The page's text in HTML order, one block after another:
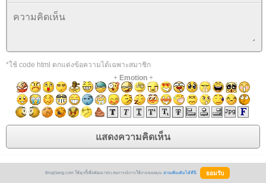
*ใช้ code html ตกแต่งข้อความได้เฉพาะสมาชิก
+ Emotion+
BlogGang.com ใช้คุกกี้เพื่อพัฒนาประสบการณ์การใช้งานของคุณ อ่านเพิ่มเติมได้ที่นี่